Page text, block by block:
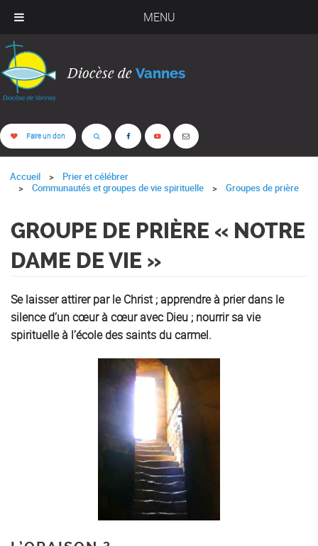
MENU
Diocèse de Vannes
Faire un don
Accueil
Prier et célébrer
Communautés et groupes de vie spirituelle
Groupes de prière
GROUPE DE PRIÈRE « NOTRE
DAME DE VIE »
Se laisser attirer par le Christ ; apprendre à prier dans le
silence d’un cœur à cœur avec Dieu ; nourrir sa vie
spirituelle à l’école des saints du carmel.